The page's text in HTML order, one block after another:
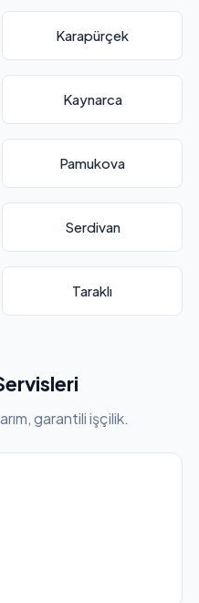
Karapürçek
Kaynarca
Pamukova
Serdivan
Taraklı
garantili işçilik.